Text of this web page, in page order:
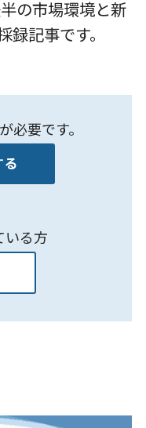
の市場環境と新
録記事です。
必要です。
る
いる方